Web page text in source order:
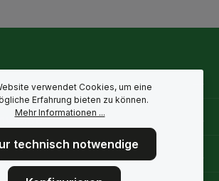
verwendet Cookies, um eine
Erfahrung bieten zu können.
Mehr Informationen ...
technisch notwendige